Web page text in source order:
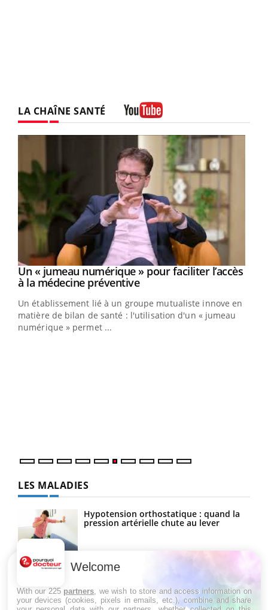
LA CHAÎNE SANTÉ
Youtube
Un « jumeau numérique » pour faciliter l’accès
à la médecine préventiveYoutube
Un établissement lié à un groupe mutualiste innove en
matière de bilan de santé : l'utilisation d'un « jumeau
numérique » permet ...
LES MALADIES
Hypotension orthostatique : quand la
pression artérielle chute au lever
Drépanocytose : une déformation des
globules rouges aux conséquences
Welcome
With our 225 partners , we wish to store and access information on
your devices (cookies, pixels in emails, etc.), combine and share